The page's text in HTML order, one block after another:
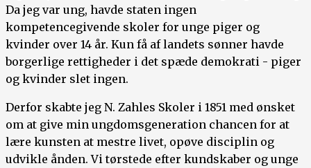
Da jeg var ung, havde staten ingen
kompetencegivende skoler for unge piger og
kvinder over 14 år. Kun få af landets sønner havde
borgerlige rettigheder i det spæde demokrati - piger
og kvinder slet ingen.
Derfor skabte jeg N. Zahles Skoler i 1851 med ønsket
om at give min ungdomsgeneration chancen for at
lære kunsten at mestre livet, opøve disciplin og
udvikle ånden. Vi tørstede efter kundskaber og unge